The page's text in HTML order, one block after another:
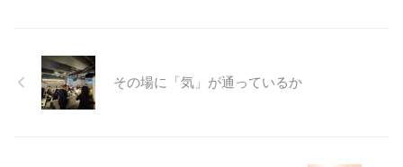
その場に「気」が通っているか